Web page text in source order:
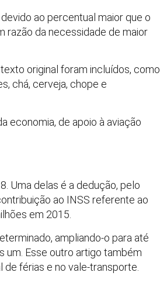
ao percentual maior que o
razão da necessidade de maior
original foram incluídos, como
chá, cerveja, chope e
economia, de apoio à aviação
Uma delas é a dedução, pelo
ao INSS referente ao
em 2015.
ampliando-o para até
um. Esse outro artigo também
férias e no vale-transporte.